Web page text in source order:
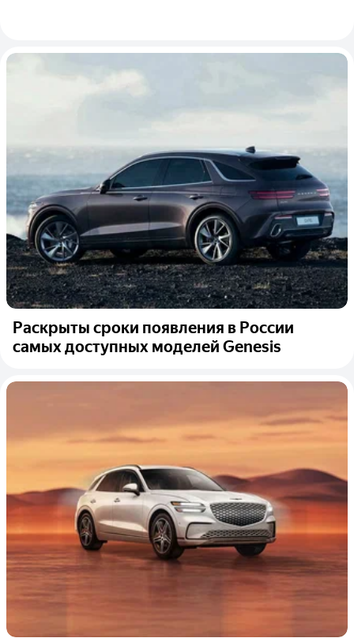
Раскрыты сроки появления в России
самых доступных моделей Genesis